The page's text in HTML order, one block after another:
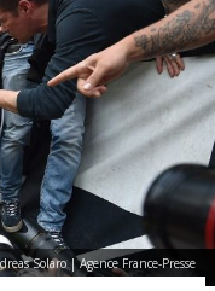
Solaro | Agence France-Presse